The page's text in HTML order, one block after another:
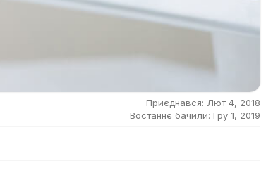
Приєднався: Лют 4, 2018
Востаннє бачили: Гру 1, 2019